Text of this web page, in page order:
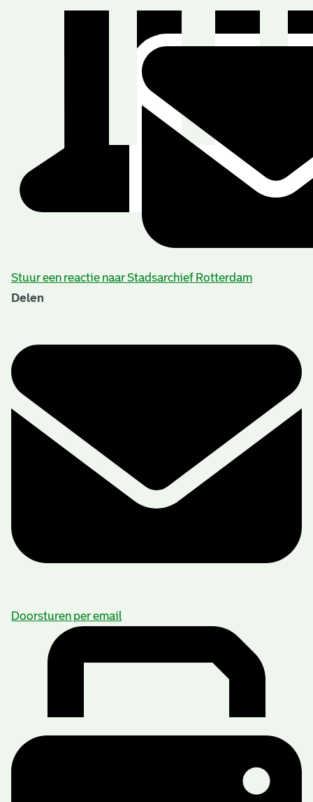
Stuur een reactie naar Stadsarchief Rotterdam
Delen
Doorsturen per email